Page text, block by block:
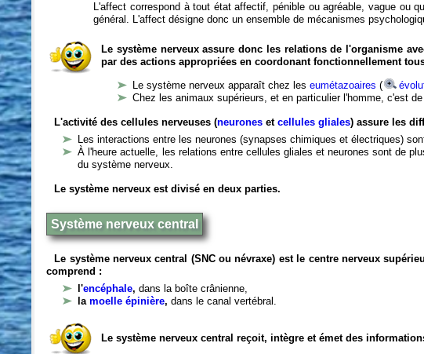
L'affect correspond à tout état affectif, pénible ou agréable, vague ou
général. L'affect désigne donc un ensemble de mécanismes
Le système nerveux assure donc les relations de l'organisme
par des actions appropriées en coordonant fonctionnellement
Le système nerveux apparaît chez leseumétazoaires (
Chez les animaux supérieurs, et en particulier l'homme, c'est
L'activité des cellules nerveuses (neurones etcellules gliales) assure les
Les interactions entre les neurones (synapses chimiques et électriques)
À l'heure actuelle, les relations entre cellules gliales et neurones sont de
du système nerveux.
Le système nerveux est divisé en deux parties.
Système nerveux central
Le système nerveux central (SNC ou névraxe) est le centre nerveux
comprend :
l'encéphale,dans la boîte crânienne,
lamoelle épinière,dans le canal vertébral.
Le système nerveux central reçoit, intègre et émet des